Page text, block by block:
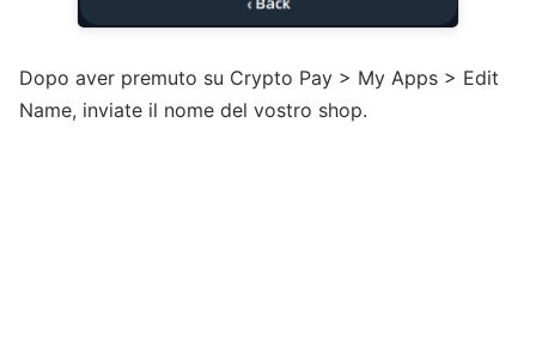
Dopo aver premuto su Crypto Pay > My Apps > Edit
Name, inviate il nome del vostro shop.